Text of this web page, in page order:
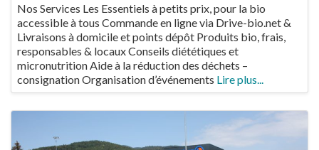
Nos Services Les Essentiels à petits prix, pour la bio
accessible à tous Commande en ligne via Drive-bio.net &
Livraisons à domicile et points dépôt Produits bio, frais,
responsables & locaux Conseils diététiques et
micronutrition Aide à la réduction des déchets –
consignation Organisation d’événements Lire plus...